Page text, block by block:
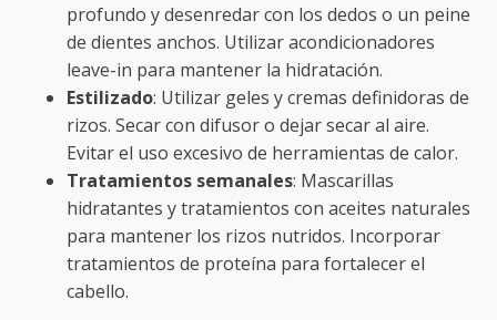
profundo y desenredar con los dedos o un peine
de dientes anchos. Utilizar acondicionadores
leave-in para mantener la hidratación.
Estilizado: Utilizar geles y cremas definidoras de
rizos. Secar con difusor o dejar secar al aire.
Evitar el uso excesivo de herramientas de calor.
Tratamientos semanales: Mascarillas
hidratantes y tratamientos con aceites naturales
para mantener los rizos nutridos. Incorporar
tratamientos de proteína para fortalecer el
cabello.